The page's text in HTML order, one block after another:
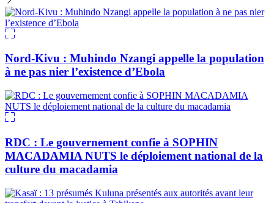
Nord-Kivu : Muhindo Nzangi appelle la population
à ne pas nier l’existence d’Ebola
RDC : Le gouvernement confie à SOPHIN
MACADAMIA NUTS le déploiement national de la
culture du macadamia